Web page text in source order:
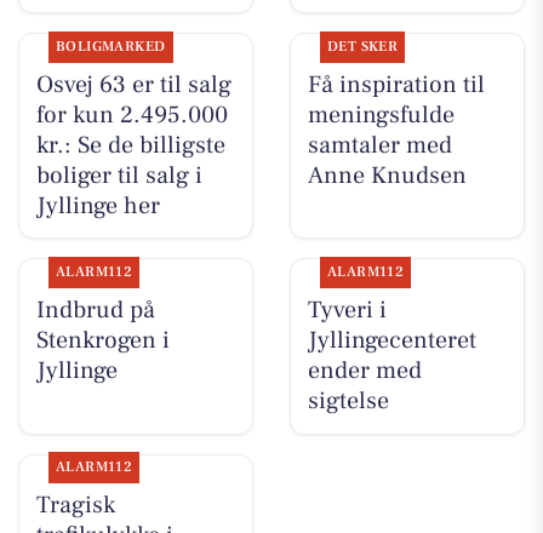
BOLIGMARKED
Osvej 63 er til salg
for kun 2.495.000
kr.: Se de billigste
boliger til salg i
Jyllinge her
DET SKER
Få inspiration til
meningsfulde
samtaler med
Anne Knudsen
ALARM112
Indbrud på
Stenkrogen i
Jyllinge
ALARM112
Tyveri i
Jyllingecenteret
ender med
sigtelse
ALARM112
Tragisk